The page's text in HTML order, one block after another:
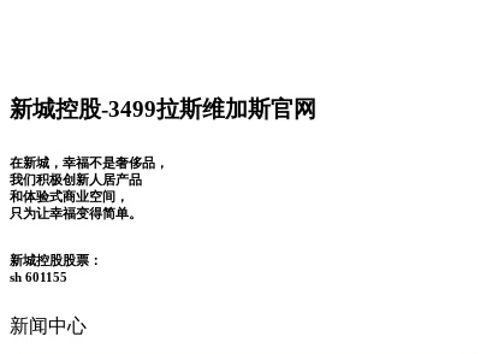
新城控股-3499拉斯维加斯官网
在新城，幸福不是奢侈品，
我们积极创新人居产品
和体验式商业空间，
只为让幸福变得简单。
新城控股股票：
sh 601155
新闻中心